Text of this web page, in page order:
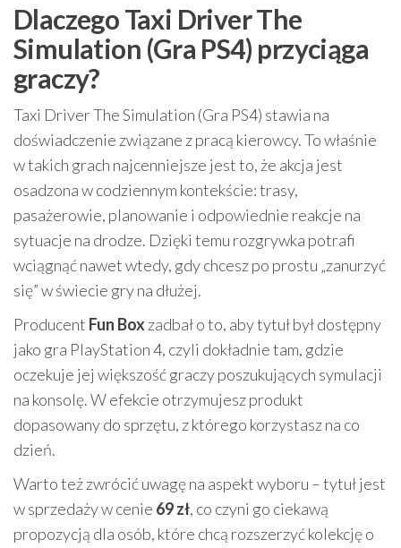
Dlaczego Taxi Driver The
Simulation (Gra PS4) przyciąga
graczy?
Taxi Driver The Simulation (Gra PS4) stawia na
doświadczenie związane z pracą kierowcy. To właśnie
w takich grach najcenniejsze jest to, że akcja jest
osadzona w codziennym kontekście: trasy,
pasażerowie, planowanie i odpowiednie reakcje na
sytuacje na drodze. Dzięki temu rozgrywka potrafi
wciągnąć nawet wtedy, gdy chcesz po prostu „zanurzyć
się” w świecie gry na dłużej.
Producent Fun Box zadbał o to, aby tytuł był dostępny
jako gra PlayStation 4, czyli dokładnie tam, gdzie
oczekuje jej większość graczy poszukujących symulacji
na konsolę. W efekcie otrzymujesz produkt
dopasowany do sprzętu, z którego korzystasz na co
dzień.
Warto też zwrócić uwagę na aspekt wyboru – tytuł jest
w sprzedaży w cenie 69 zł, co czyni go ciekawą
propozycją dla osób, które chcą rozszerzyć kolekcję o